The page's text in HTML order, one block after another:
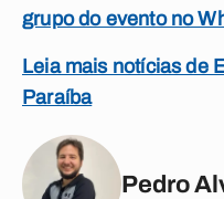
grupo do evento no
Leia mais notícias de
Paraíba
Pedro